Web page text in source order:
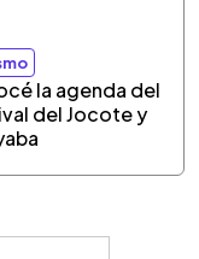
la agenda del
del Jocote y